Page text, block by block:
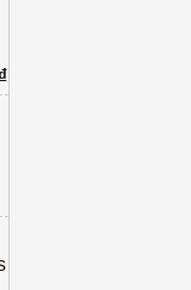
Giá
hiện